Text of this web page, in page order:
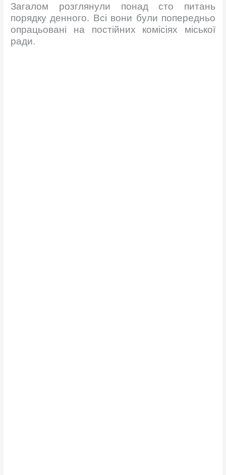
Загалом розглянули понад сто питань
порядку денного. Всі вони були попередньо
опрацьовані на постійних комісіях міської
ради.